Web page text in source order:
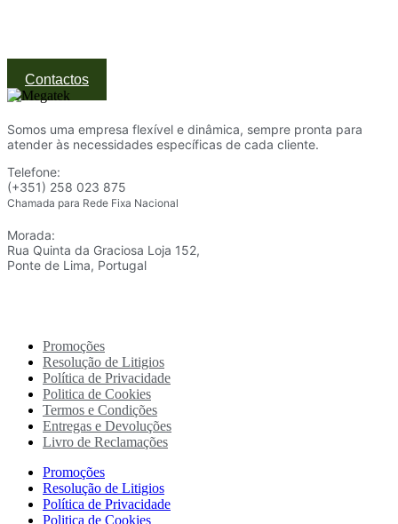
Contactos
Somos uma empresa flexível e dinâmica, sempre pronta para
atender às necessidades específicas de cada cliente.
Telefone:
(+351) 258 023 875
Chamada para Rede Fixa Nacional
Morada:
Rua Quinta da Graciosa Loja 152,
Ponte de Lima, Portugal
Promoções
Resolução de Litigios
Política de Privacidade
Politica de Cookies
Termos e Condições
Entregas e Devoluções
Livro de Reclamações
Promoções
Resolução de Litigios
Política de Privacidade
Politica de Cookies